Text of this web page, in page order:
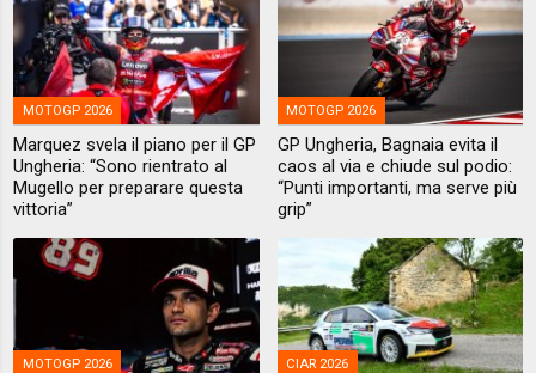
MOTOGP 2026
Marquez svela il piano per il GP
Ungheria: “Sono rientrato al
Mugello per preparare questa
vittoria”
MOTOGP 2026
GP Ungheria, Bagnaia evita il
caos al via e chiude sul podio:
“Punti importanti, ma serve più
grip”
MOTOGP 2026 CIAR 2026